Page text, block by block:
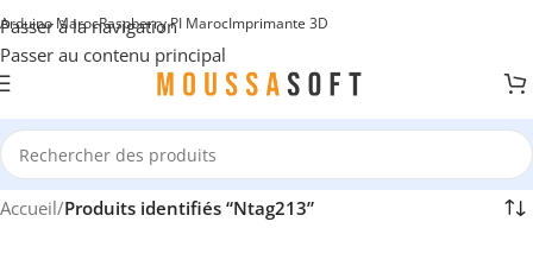
Passer à la navigation
Passer au contenu principal
Arduino MarocRaspberry PI MarocImprimante 3D
Accueil/Produits identifiés “Ntag213”